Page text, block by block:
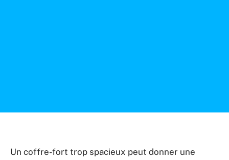
Un coffre-fort trop spacieux peut donner une